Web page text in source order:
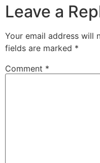
Leave a
Your email address will
fields are marked *
Comment *